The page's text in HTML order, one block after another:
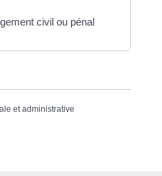
civil ou pénal
et administrative